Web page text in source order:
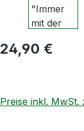
Regulärer Preis:
24,90 €
Preise inkl. MwSt.